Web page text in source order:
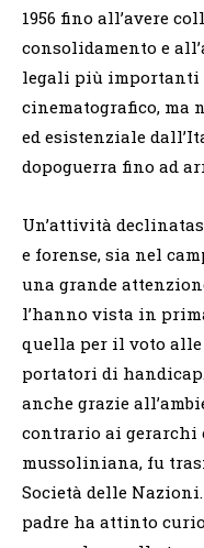
1956 fino all’avere
consolidamento e
legali più importanti
cinematografico, ma
ed esistenziale
dopoguerra fino ad
Un’attività
e forense, sia nel
una grande
l’hanno vista in
quella per il voto
portatori di
anche grazie
contrario ai gerarchi
mussoliniana, fu
Società delle
padre ha attinto